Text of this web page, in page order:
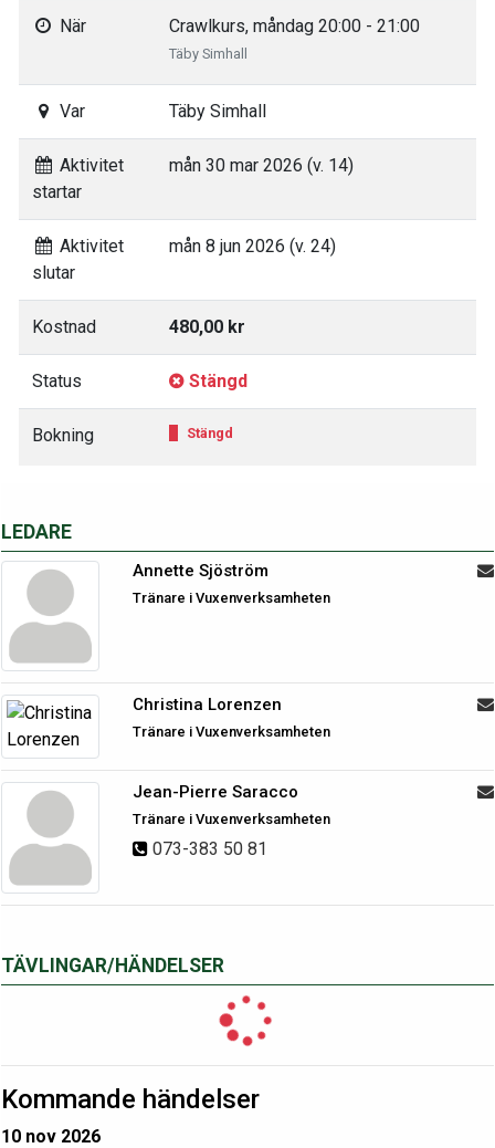
LEDARE
Annette Sjöström
Tränare i Vuxenverksamheten
Christina Lorenzen
Tränare i Vuxenverksamheten
Jean-Pierre Saracco
Tränare i Vuxenverksamheten
073-383 50 81
TÄVLINGAR/HÄNDELSER
Kommande händelser
10 nov 2026
När Crawlkurs, måndag 20:00 - 21:00
Täby Simhall
Var Täby Simhall
Aktivitet
startar
mån 30 mar 2026 (v. 14)
Aktivitet
slutar
mån 8 jun 2026 (v. 24)
Kostnad 480,00 kr
Status Stängd
Bokning Stängd